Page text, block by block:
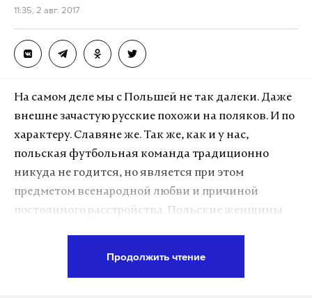
11:35, 2 авг. 2017
На самом деле мы с Польшей не так далеки. Даже
внешне зачастую русские похожи на поляков. И по
характеру. Славяне же. Так же, как и у нас,
польская футбольная команда традиционно
никуда не годится, но является при этом
предметом всенародной любви и причиной
постоянного расстройства. Польские женщины
Продолжить чтение